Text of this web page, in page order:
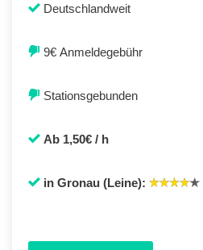
Deutschlandweit
9€ Anmeldegebühr
Stationsgebunden
Ab 1,50€ / h
in Gronau (Leine):